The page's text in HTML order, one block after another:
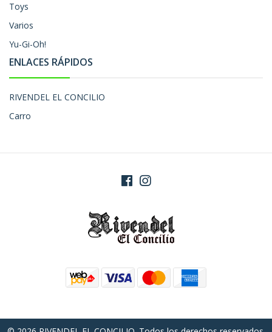
Toys
Varios
Yu-Gi-Oh!
ENLACES RÁPIDOS
RIVENDEL EL CONCILIO
Carro